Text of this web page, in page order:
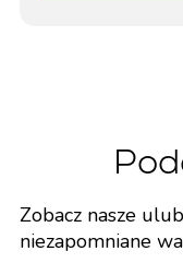
Zobacz nasze
niezapomniane